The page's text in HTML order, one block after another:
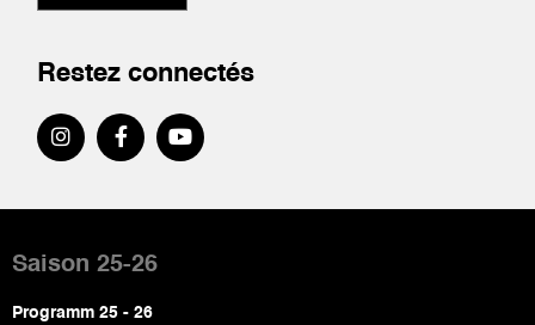
Restez connectés
de
page
Saison 25-26
Programm 25 - 26